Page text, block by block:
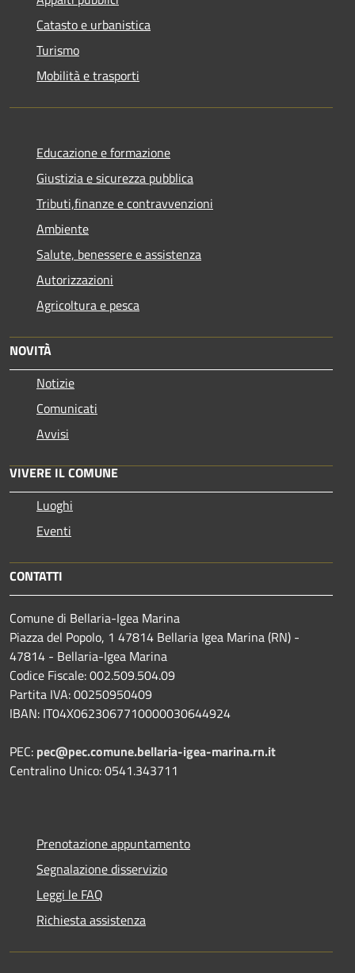
Catasto e urbanistica
Turismo
Mobilità e trasporti
Educazione e formazione
Giustizia e sicurezza pubblica
Tributi,finanze e contravvenzioni
Ambiente
Salute, benessere e assistenza
Autorizzazioni
Agricoltura e pesca
NOVITÀ
Notizie
Comunicati
Avvisi
VIVERE IL COMUNE
Luoghi
Eventi
CONTATTI
Comune di Bellaria-Igea Marina
Piazza del Popolo, 1 47814 Bellaria Igea Marina (RN) -
47814 - Bellaria-Igea Marina
Codice Fiscale: 002.509.504.09
Partita IVA: 00250950409
IBAN: IT04X0623067710000030644924
PEC: pec@pec.comune.bellaria-igea-marina.rn.it
Centralino Unico: 0541.343711
Prenotazione appuntamento
Segnalazione disservizio
Leggi le FAQ
Richiesta assistenza